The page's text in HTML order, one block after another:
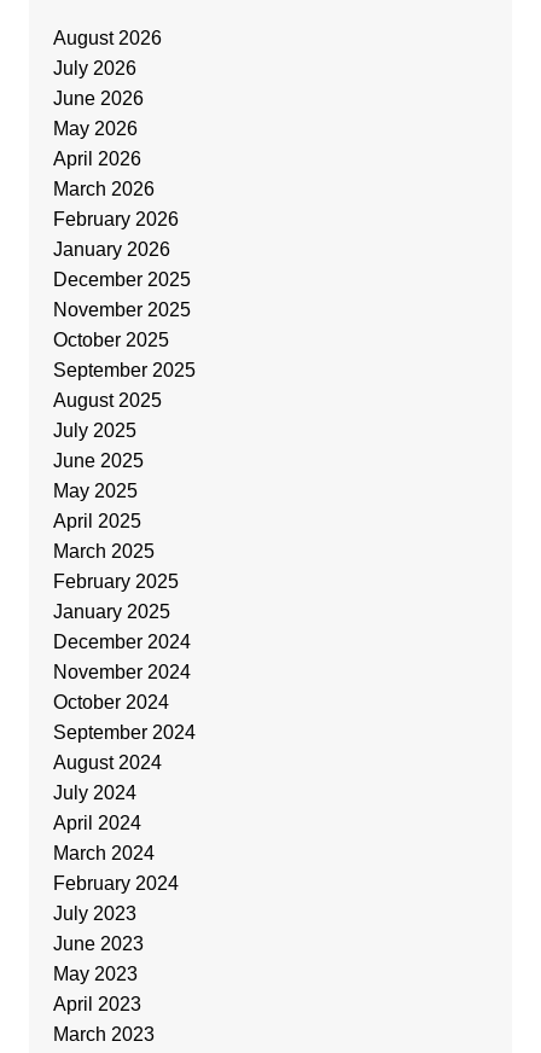
August 2026
July 2026
June 2026
May 2026
April 2026
March 2026
February 2026
January 2026
December 2025
November 2025
October 2025
September 2025
August 2025
July 2025
June 2025
May 2025
April 2025
March 2025
February 2025
January 2025
December 2024
November 2024
October 2024
September 2024
August 2024
July 2024
April 2024
March 2024
February 2024
July 2023
June 2023
May 2023
April 2023
March 2023